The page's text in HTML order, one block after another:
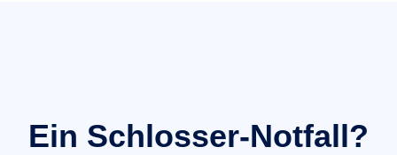
Ein Schlosser-Notfall?